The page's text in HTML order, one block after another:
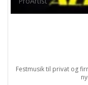
Festmusik til privat og